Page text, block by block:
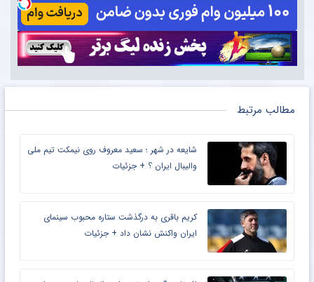
مطالب مرتبط
شایعه در شهر ؛ سعید معروف روی نیمکت تیم ملی
والیبال ایران ؟ + جزئیات
کریم باقری به درگذشت ستاره محبوب سینمای
ایران واکنش نشان داد + جزئیات